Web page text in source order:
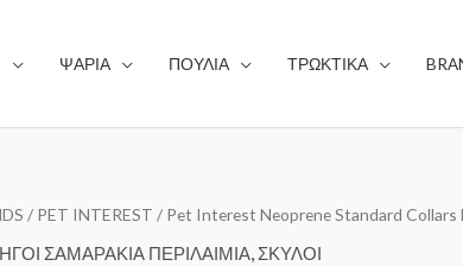
ΨΑΡΙΑ ΠΟΥΛΙΑ ΤΡΩΚΤΙΚΑ
/ PET INTEREST / Pet Interest Neoprene Standard Collars
ΣΑΜΑΡΑΚΙΑ ΠΕΡΙΛΑΙΜΙΑ, ΣΚΥΛΟΙ